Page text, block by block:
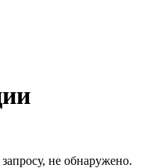
не обнаружено.